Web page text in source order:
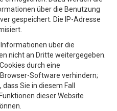
über die Benutzung
gespeichert. Die IP-Adresse
über die
nicht an Dritte weitergegeben.
durch eine
Software verhindern;
Sie in diesem Fall
dieser Website